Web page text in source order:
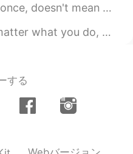
fail at everything. Keep trying, hold on, a...
be people who gossip, and there will...
する